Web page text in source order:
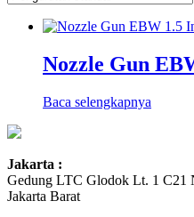
Nozzle Gun
Baca selengkapnya
Jakarta :
Gedung LTC Glodok Lt. 1 C21
Jakarta Barat